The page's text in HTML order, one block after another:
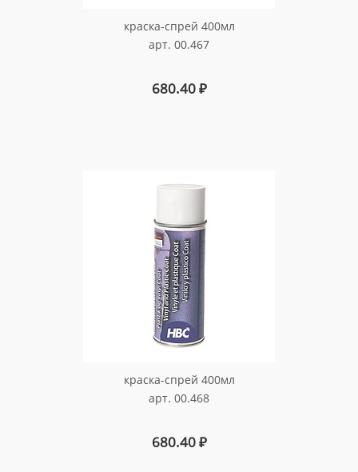
краска-спрей 400мл
арт. 00.467
680.40₽
краска-спрей 400мл
арт. 00.468
680.40₽